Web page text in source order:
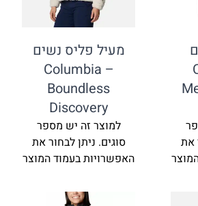
מעיל פליס נשים
Columbia –
למוצר זה יש מספר
סוגים. ניתן לבחור את
האפשרויות בעמוד המוצר